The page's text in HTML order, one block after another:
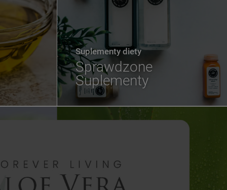
Suplementy diety
Sprawdzone
Suplementy